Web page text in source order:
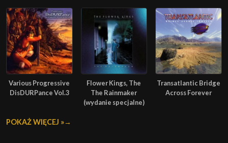
Various Progressive
DisDURPance Vol.3
Flower Kings, The
The Rainmaker
(wydanie specjalne)
Transatlantic Bridge
Across Forever
POKAŻ WIĘCEJ »